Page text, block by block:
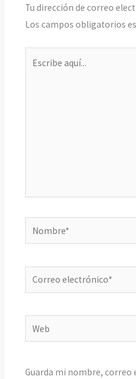
Tu dirección de correo
Los campos obligatorios
Nombre*
Correo
electrónico*
Web
Guarda mi nombre, correo